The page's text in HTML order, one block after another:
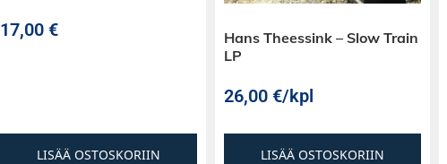
17,00 €
LISÄÄ OSTOSKORIIN
Hans Theessink – Slow Train
LP
26,00 €/kpl
LISÄÄ OSTOSKORIIN